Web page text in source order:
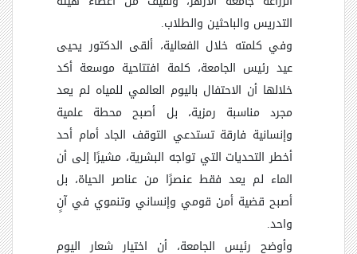
التدريس والباحثين والطلاب.
وفي كلمته خلال الفعالية، ألقى الدكتور يحيى
عيد رئيس الجامعة، كلمة افتتاحية موسعة أكد
خلالها أن الاحتفال باليوم العالمي للمياه لم يعد
مجرد مناسبة رمزية، بل أصبح محطة علمية
وإنسانية فارقة تستدعي التوقف الجاد أمام أحد
أخطر التحديات التي تواجه البشرية، مشيرًا إلى أن
الماء لم يعد فقط عنصرًا من عناصر الحياة، بل
أصبح قضية أمن قومي وإنساني وتنموي في آنٍ
واحد.
وأوضح رئيس الجامعة، أن اختيار شعار اليوم